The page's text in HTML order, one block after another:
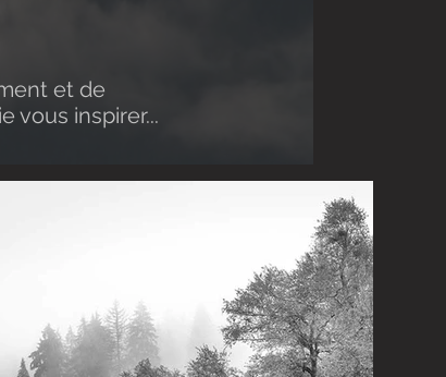
et de
vous inspirer...